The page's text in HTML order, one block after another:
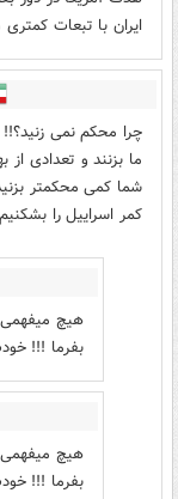
ایران با تبعات
چرا محکم نمی
ما بزنند و تعدادی
شما کمی محکمتر
کمر اسراییل را
هیچ
بفرما !!!
هیچ
بفرما !!!